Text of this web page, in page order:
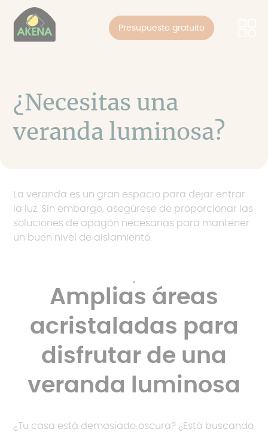
contenido
Presupuesto gratuito
¿Necesitas una
veranda luminosa?
La veranda es un gran espacio para dejar entrar
la luz. Sin embargo, asegúrese de proporcionar las
soluciones de apagón necesarias para mantener
un buen nivel de aislamiento.
Amplias áreas
acristaladas para
disfrutar de una
veranda luminosa
¿Tu casa está demasiado oscura? ¿Está buscando